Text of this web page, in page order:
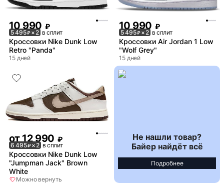
10 990 ₽
5 495₽× 2 в сплит
Кроссовки Nike Dunk Low
Retro "Panda"
15 дней
10 990 ₽
5 495₽× 2 в сплит
Кроссовки Air Jordan 1 Low
"Wolf Grey"
15 дней
от12 990 ₽
6 495₽× 2 в сплит
Кроссовки Nike Dunk Low
"Jumpman Jack" Brown
White
Можно вернуть
Не нашли товар?
Байер найдёт всё
Подробнее